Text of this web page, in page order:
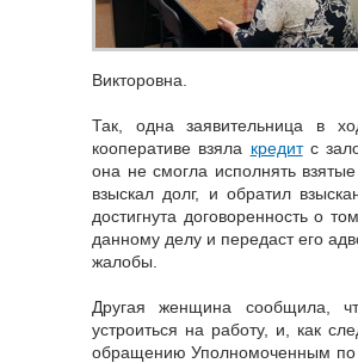
Викторовна.
Так, одна заявительница в
кооперативе взяла кредитс
она не смогла исполнять
взыскал долг, и обратил
достигнута договоренность о
данному делу и передаст его
жалобы.
Другая женщина сообщила,
устроиться на работу, и, как
обращению Уполномоченным по